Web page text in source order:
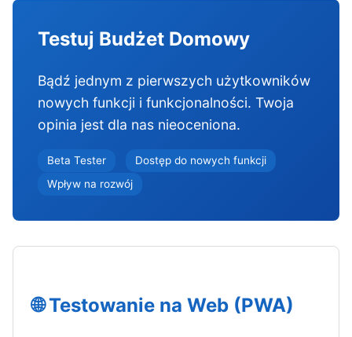
Testuj Budżet Domowy
Bądź jednym z pierwszych użytkowników
nowych funkcji i funkcjonalności. Twoja
opinia jest dla nas nieoceniona.
Beta Tester
Dostęp do nowych funkcji
Wpływ na rozwój
🌐 Testowanie na Web (PWA)